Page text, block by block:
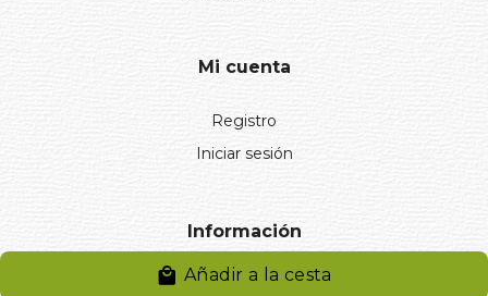
Añadir a la cesta
Mi cuenta
Registro
Iniciar sesión
Información
Aviso legal